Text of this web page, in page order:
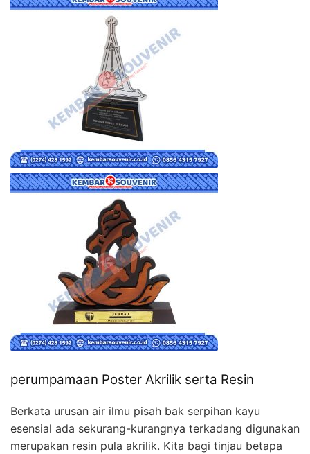
perumpamaan Poster Akrilik serta Resin
Berkata urusan air ilmu pisah bak serpihan kayu
esensial ada sekurang-kurangnya terkadang digunakan
merupakan resin pula akrilik. Kita bagi tinjau betapa